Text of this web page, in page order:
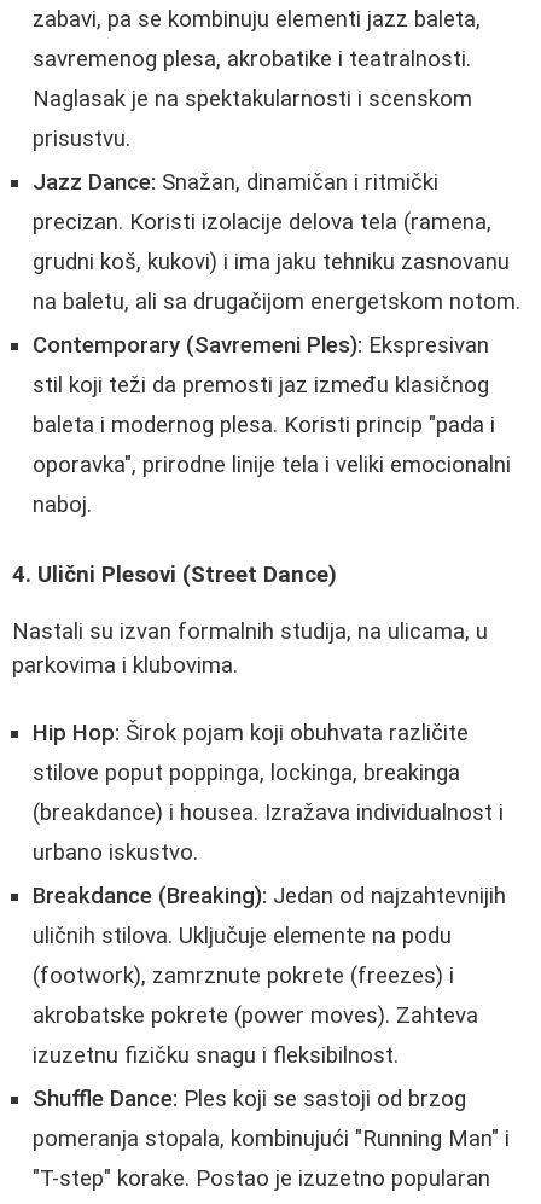
zabavi, pa se kombinuju elementi jazz baleta,
savremenog plesa, akrobatike i teatralnosti.
Naglasak je na spektakularnosti i scenskom
prisustvu.
Jazz Dance: Snažan, dinamičan i ritmički
precizan. Koristi izolacije delova tela (ramena,
grudni koš, kukovi) i ima jaku tehniku zasnovanu
na baletu, ali sa drugačijom energetskom notom.
Contemporary (Savremeni Ples): Ekspresivan
stil koji teži da premosti jaz između klasičnog
baleta i modernog plesa. Koristi princip "pada i
oporavka", prirodne linije tela i veliki emocionalni
naboj.
4. Ulični Plesovi (Street Dance)
Nastali su izvan formalnih studija, na ulicama, u
parkovima i klubovima.
Hip Hop: Širok pojam koji obuhvata različite
stilove poput poppinga, lockinga, breakinga
(breakdance) i housea. Izražava individualnost i
urbano iskustvo.
Breakdance (Breaking): Jedan od najzahtevnijih
uličnih stilova. Uključuje elemente na podu
(footwork), zamrznute pokrete (freezes) i
akrobatske pokrete (power moves). Zahteva
izuzetnu fizičku snagu i fleksibilnost.
Shuffle Dance: Ples koji se sastoji od brzog
pomeranja stopala, kombinujući "Running Man" i
"T-step" korake. Postao je izuzetno popularan